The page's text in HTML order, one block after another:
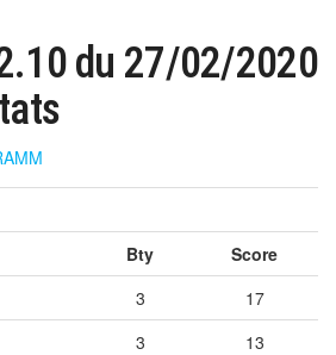
du 27/02/2020
Bty
Score
3
17
3
13